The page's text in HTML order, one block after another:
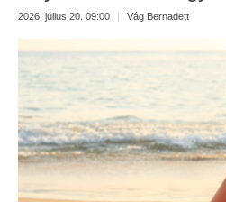
2026. július 20. 09:00 | Vág Bernadett